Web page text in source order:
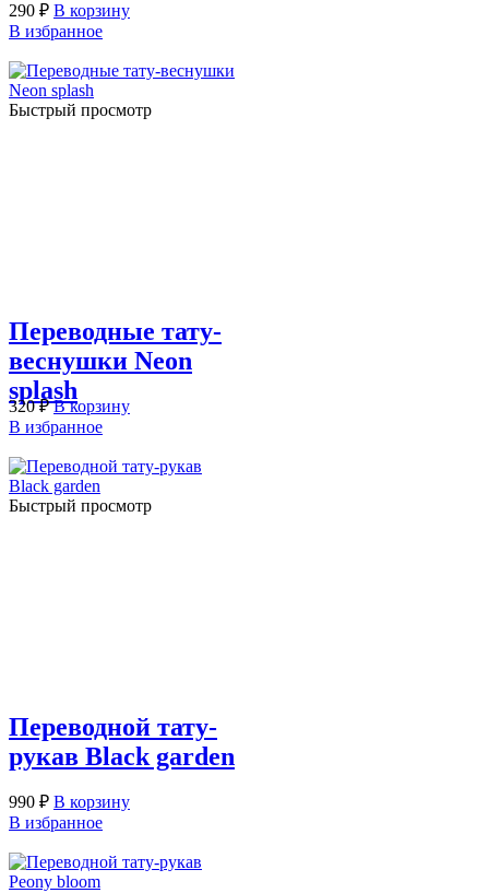
290 ₽ В корзину
В избранное
Быстрый просмотр
Переводные тату-
веснушки Neon
splash
320₽ В корзину
В избранное
Быстрый просмотр
Переводной тату-
рукав Black garden
990 ₽ В корзину
В избранное